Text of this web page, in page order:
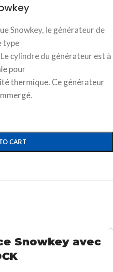
Snowkey, le générateur de
type
cylindre du générateur est à
pour
thermique. Ce générateur
CART
Snowkey avec